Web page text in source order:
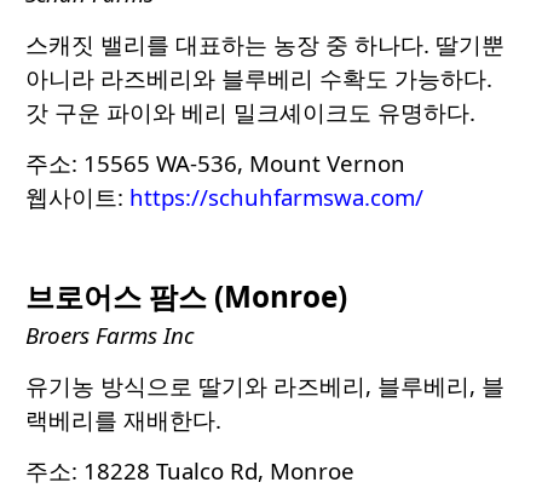
스캐짓 밸리를 대표하는 농장 중 하나다. 딸기뿐
아니라 라즈베리와 블루베리 수확도 가능하다.
갓 구운 파이와 베리 밀크셰이크도 유명하다.
주소: 15565 WA-536, Mount Vernon
웹사이트: https://schuhfarmswa.com/
브로어스 팜스 (Monroe)
Broers Farms Inc
유기농 방식으로 딸기와 라즈베리, 블루베리, 블
랙베리를 재배한다.
주소: 18228 Tualco Rd, Monroe